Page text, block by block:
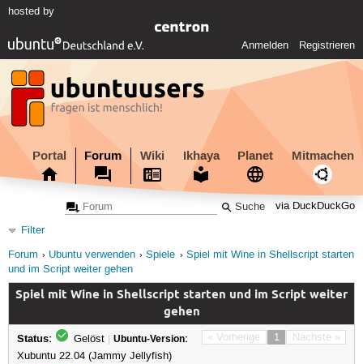
hosted by
Anmelden Registrieren
Portal Forum Wiki Ikhaya Planet Mitmachen
via DuckDuckGo
Filter
Forum
Ubuntu verwenden Spiele
Spiel mit Wine in Shellscript starten
und im Script weiter gehen
Spiel mit Wine in Shellscript starten und im Script weiter
gehen
« Vorherige 1 Nächste »
Status: Gelöst | Ubuntu-Version:
Xubuntu 22.04 (Jammy Jellyfish)